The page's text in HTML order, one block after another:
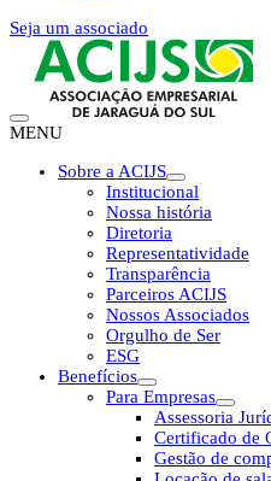
Seja um associado
MENU
Sobre a ACIJS
Institucional
Nossa história
Diretoria
Representatividade
Transparência
Parceiros ACIJS
Nossos Associados
Orgulho de Ser
ESG
Benefícios
Para Empresas
Assessoria
Certificado de
Gestão de